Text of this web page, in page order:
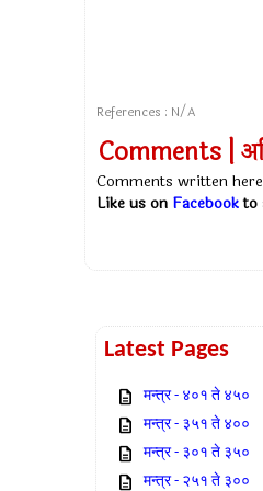
References : N/A
Comments |
Comments written
Like us on Facebookto
Latest Pages
मन्त्र - ४०१ ते ४५०
मन्त्र - ३५१ ते ४००
मन्त्र - ३०१ ते ३५०
मन्त्र - २५१ ते ३००